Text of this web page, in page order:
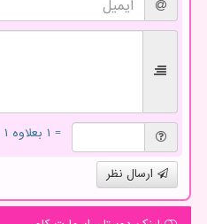
= ۱ بعلاوه ۱
ارسال نظر